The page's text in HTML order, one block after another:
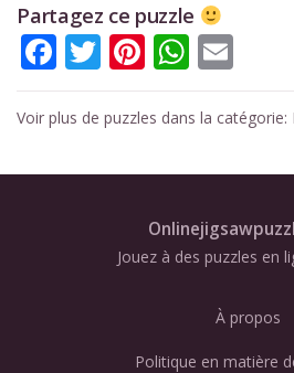
Partagez ce puzzle
Facebook
Twitter
Pinterest
Voir plus de puzzles dans la catégorie:
Jouez à des puzzles en
À propos
Politique en matière